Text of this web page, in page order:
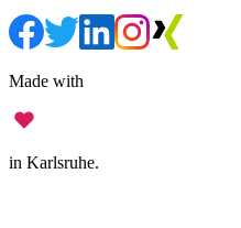
Made with
in Karlsruhe.